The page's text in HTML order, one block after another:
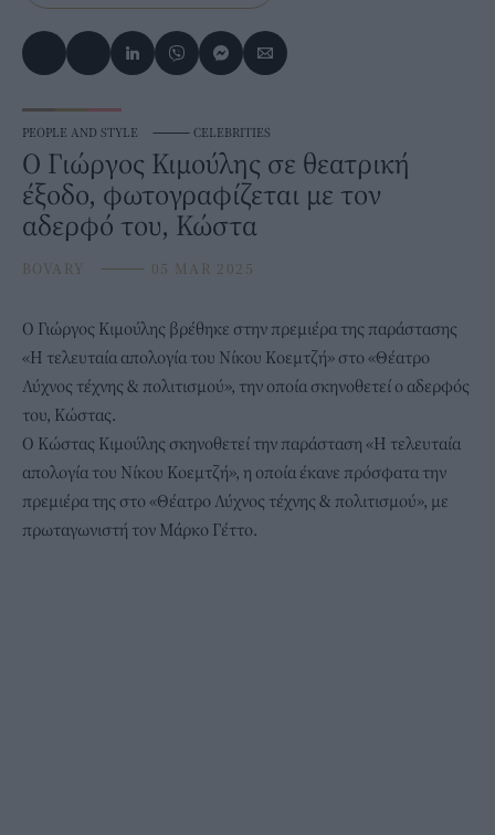
PEOPLE AND STYLE ⸻ CELEBRITIES
Ο Γιώργος Κιμούλης σε θεατρική
έξοδο, φωτογραφίζεται με τον
αδερφό του, Κώστα
BOVARY ⸻ 05 MAR 2025
Ο Γιώργος Κιμούλης βρέθηκε στην πρεμιέρα της παράστασης
«Η τελευταία απολογία του Νίκου Κοεμτζή» στο «Θέατρο
Λύχνος τέχνης & πολιτισμού», την οποία σκηνοθετεί ο αδερφός
του, Κώστας.
Ο Κώστας Κιμούλης σκηνοθετεί την παράσταση «Η τελευταία
απολογία του Νίκου Κοεμτζή», η οποία έκανε πρόσφατα την
πρεμιέρα της στο «Θέατρο Λύχνος τέχνης & πολιτισμού», με
πρωταγωνιστή τον Μάρκο Γέττο.